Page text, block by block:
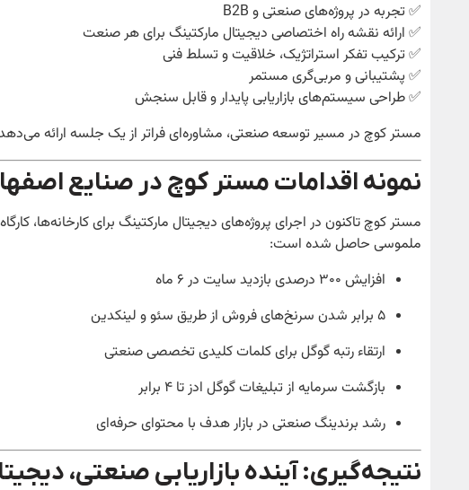
✅ تجربه در پروژه‌های صنعتی و B2B
✅ ارائه نقشه راه اختصاصی دیجیتال مارکتینگ برای هر صنعت
✅ ترکیب تفکر استراتژیک، خلاقیت و تسلط فنی
✅ پشتیبانی و مربی‌گری مستمر
✅ طراحی سیستم‌های بازاریابی پایدار و قابل سنجش
مستر کوچ در مسیر توسعه صنعتی، مشاوره‌ای فراتر از یک جلسه ارائه
نمونه اقدامات مستر کوچ در صنایع
مستر کوچ تاکنون در اجرای پروژه‌های دیجیتال مارکتینگ برای کارخانه‌ها،
ملموسی حاصل شده است:
افزایش ۳۰۰ درصدی بازدید سایت در ۶ ماه
۵ برابر شدن سرنخ‌های فروش از طریق سئو و لینکدین
ارتقاء رتبه گوگل برای کلمات کلیدی تخصصی صنعتی
بازگشت سرمایه از تبلیغات گوگل ادز تا ۴ برابر
رشد برندینگ صنعتی در بازار هدف با محتوای حرفه‌ای
نتیجه‌گیری: آینده بازاریابی صنعتی،